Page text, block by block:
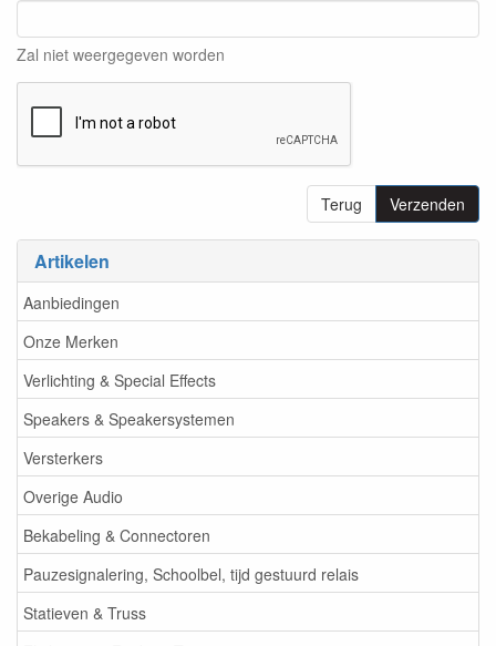
Artikelen
Aanbiedingen
Onze Merken
Verlichting & Special Effects
Speakers & Speakersystemen
Versterkers
Overige Audio
Bekabeling & Connectoren
Pauzesignalering, Schoolbel, tijd gestuurd relais
Statieven & Truss
Zal niet weergegeven worden
Terug Verzenden